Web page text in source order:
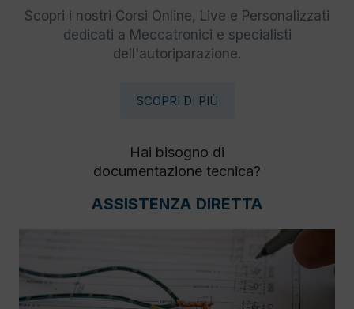
Scopri i nostri Corsi Online, Live e Personalizzati
dedicati a Meccatronici e specialisti
dell'autoriparazione.
SCOPRI DI PIÙ
Hai bisogno di
documentazione tecnica?
ASSISTENZA DIRETTA